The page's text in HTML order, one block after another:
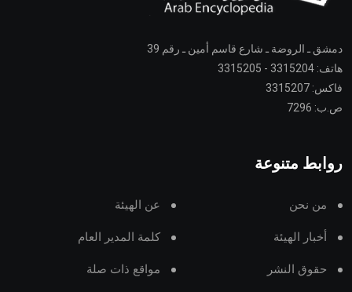
دمشق ـ الروضة ـ شارع قاسم أمين ـ رقم 39
هاتف: 3315204 - 3315205
فاكس: 3315207
ص.ب: 7296
روابط متنوعة
من نحن عن الهيئة
أخبار الهيئة كلمة المدير العام
حقوق النشر مواقع ذات صلة